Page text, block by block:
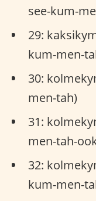
see-kum-
29:
kum-men-
30:
men-tah)
31:
men-tah-
32:
kum-men-